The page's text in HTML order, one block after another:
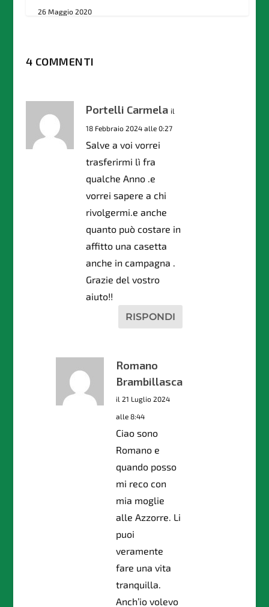
26 Maggio 2020
4 COMMENTI
Portelli Carmela il
18 Febbraio 2024 alle 0:27
Salve a voi vorrei
trasferirmi lì fra
qualche Anno .e
vorrei sapere a chi
rivolgermi.e anche
quanto può costare in
affitto una casetta
anche in campagna .
Grazie del vostro
aiuto!!
RISPONDI
Romano
Brambillasca
il 21 Luglio 2024
alle 8:44
Ciao sono
Romano e
quando posso
mi reco con
mia moglie
alle Azzorre. Li
puoi
veramente
fare una vita
tranquilla.
Anch’io volevo